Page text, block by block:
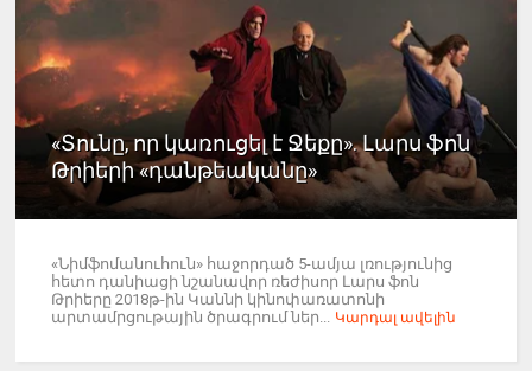
«Տունը, որ կառուցել է Ջեքը». Լարս ֆոն
Թրիերի «դանթեականը»
«Նիմֆոմանուհուն» հաջորդած 5-ամյա լռությունից
հետո դանիացի նշանավոր ռեժիսոր Լարս ֆոն
Թրիերը 2018թ-ին Կաննի կինոփառատոնի
արտամրցութային ծրագրում ներ... Կարդալ ավելին